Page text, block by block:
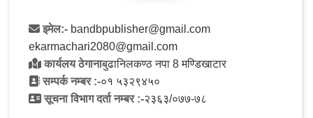
इमेल:- bandbpublisher@gmail.com
ekarmachari2080@gmail.com
कार्यलय ठेगानाबुढानिलकण्ठ नपा 8 मण्डिखाटार
सम्पर्क नम्बर :-०१ ५३२९४५०
सूचना विभाग दर्ता नम्बर :-२३६३/०७७-७८